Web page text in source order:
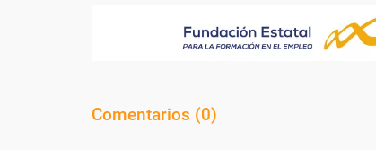
Comentarios (0)